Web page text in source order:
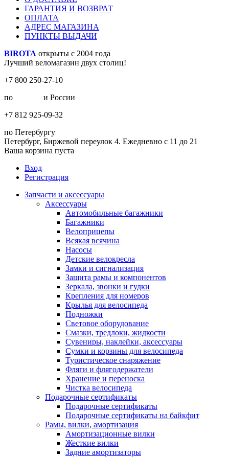
ГАРАНТИЯ И ВОЗВРАТ
ОПЛАТА
АДРЕС МАГАЗИНА
ПУНКТЫ ВЫДАЧИ
BIROTA открыты с 2004 года
Лучший веломагазин двух столиц!
+7 800 250-27-10
по
и России
+7 812 925-09-32
по Петербургу
Петербург, Биржевой переулок 4. Ежедневно с 11 до 21
Ваша корзина пуста
Вход
Регистрация
Запчасти и аксессуары
Аксессуары
Автомобильные багажники
Багажники
Велоприцепы
Всякая всячина
Насосы
Детские велокресла
Замки и сигнализация
Защита рамы и компонентов
Зеркала, звонки и гудки
Крепления для номеров
Крылья для велосипеда
Подножки
Световое оборудование
Смазки, тредлоки, жидкости
Сувениры, наклейки, аксессуары
Сумки и корзины для велосипеда
Туристическое снаряжение
Фляги и флягодержатели
Хранение и переноска
Чистка велосипеда
Подарочные сертификаты
Подарочные сертификаты
Подарочные сертификаты на байкфит
Рамы, вилки, амортизация
Амортизационные вилки
Жесткие вилки
Задние амортизаторы